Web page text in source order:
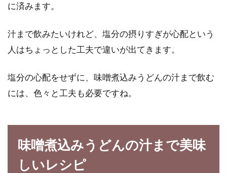
に済みます。
汁まで飲みたいけれど、塩分の摂りすぎが心配という
人はちょっとした工夫で違いが出てきます。
塩分の心配をせずに、味噌煮込みうどんの汁まで飲む
には、色々と工夫も必要ですね。
味噌煮込みうどんの汁まで美味
しいレシピ